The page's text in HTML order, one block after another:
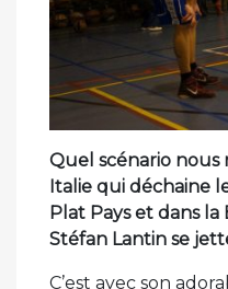
Quel scénario nous
Italie qui déchaine
Plat Pays et dans
Stéfan Lantin se
C’est avec son